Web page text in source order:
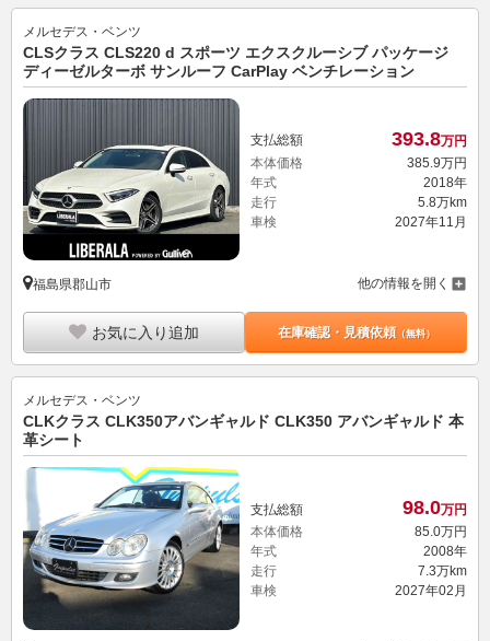
メルセデス・ベンツ
CLSクラス CLS220 d スポーツ エクスクルーシブ パッケージ
ディーゼルターボ サンルーフ CarPlay ベンチレーション
支払総額 393.8万円
本体価格
385. 9万円
年式
2018年
走行
5.8万km
車検
2027年11月
福島県郡山市 他の情報を開く
お気に入り追加 在庫確認・見積依頼（無料）
メルセデス・ベンツ
CLKクラス CLK350アバンギャルド CLK350 アバンギャルド 本
革シート
支払総額 98.0万円
本体価格
85.0万円
年式
2008年
走行
7.3万km
車検
2027年02月